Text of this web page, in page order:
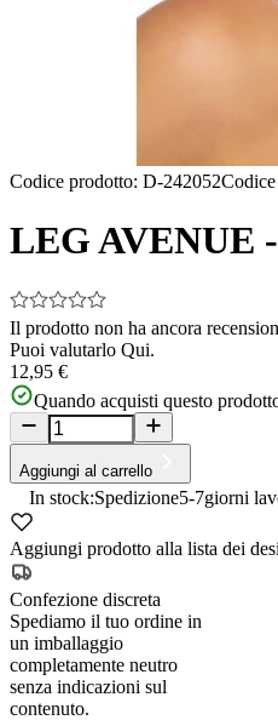
Codice prodotto: D-242052
LEG AVENUE
Il prodotto non ha ancora
Puoi valutarlo Qui.
12,95 €
Quando acquisti questo
Aggiungi al carrello
In stock:Spedizione5-7giorni
Aggiungi prodotto alla lista dei
Confezione discreta
Spediamo il tuo ordine in
un imballaggio
completamente neutro
senza indicazioni sul
contenuto.